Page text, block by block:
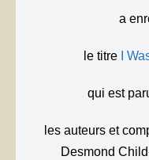
a
le titre I
qui est
les auteurs et
Desmond